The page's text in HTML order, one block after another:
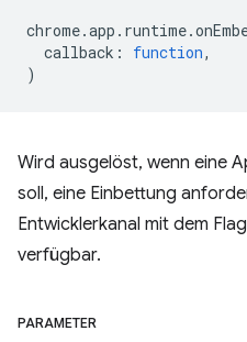
chrome.app . runtime.
callback : function,
)
Wird ausgelöst, wenn eine
soll, eine Einbettung
Entwicklerkanal mit dem
verfügbar.
PARAMETER